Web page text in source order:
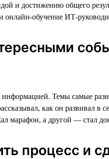
и достижению общего
онлайн-обучение ИТ-
информацией. Темы самые
как он развивал в
марафон, а другой — стал
процесс и